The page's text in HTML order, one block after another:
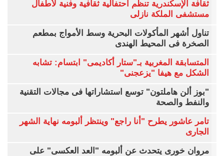
ثقافة الإسكندرية تنظم احتفالية ثقافية وفنية لأطفال
مستشفى الملكة نازلى
تناول أشهر المأكولات البحرية وسط الأمواج بمطعم
الصخرة فى المحيط الهندى
المتسابقة المغربية بـ"ستار أكاديمى" ابتسام: تشابه
الشكل مع هيفا "يزعجنى"
"بوز ألن هاملتون" توسع استشاراتها فى مجالات التقنية
والنفط والصحة
تامر عاشور يطرح "أنا راجع" وينتظر ألبومه نهاية الشهر
الجارى
مروان خورى يتحدث عن ألبومه "العد العكسى" على